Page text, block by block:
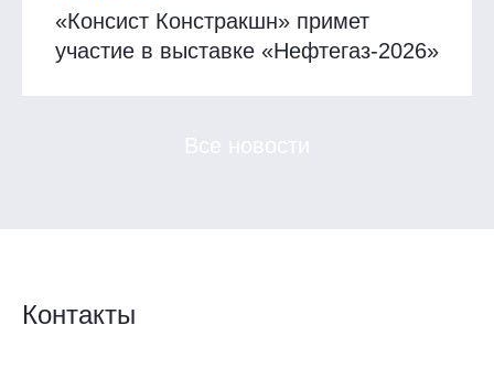
«Консист Констракшн» примет
участие в выставке «Нефтегаз-2026»
Контакты